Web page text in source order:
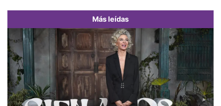
Más leídas